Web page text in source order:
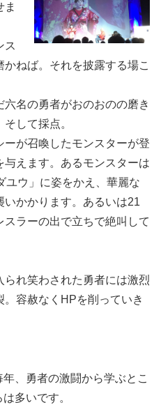
ま
ス
ねば。それを披露する場こ
名の勇者がおのおのの磨き
して採点。
が召喚したモンスターが登
えます。あるモンスターは
ユウ」に姿をかえ、華麗な
いかかります。あるいは21
ラーの出で立ちで絶叫して
れ笑わされた勇者には激烈
容赦なくHPを削っていき
年、勇者の激闘から学ぶとこ
は多いです。